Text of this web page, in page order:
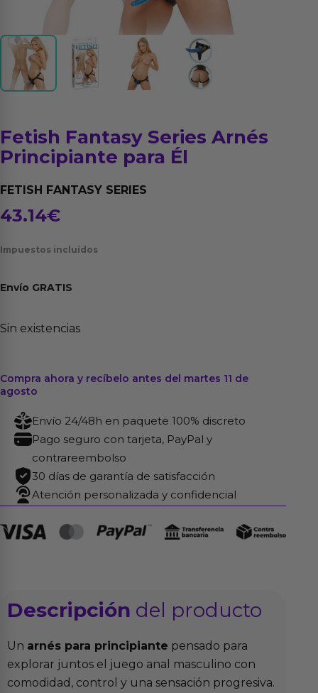
Fetish Fantasy Series Arnés
Principiante para Él
FETISH FANTASY SERIES
43.14€
Impuestos incluídos
Envío GRATIS
Sin existencias
Compra ahora y recíbelo antes del martes 11 de
agosto
Envío 24/48h en paquete 100% discreto
Pago seguro con tarjeta, PayPal y
contrareembolso
30 días de garantía de satisfacción
Atención personalizada y confidencial
Descripción del producto
Un arnés para principiante pensado para
explorar juntos el juego anal masculino con
comodidad, control y una sensación progresiva.